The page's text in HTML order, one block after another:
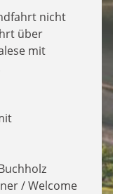
nicht
über
mit
/ Welcome